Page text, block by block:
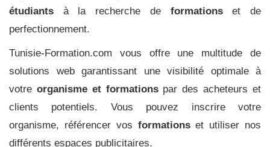
étudiants à la recherche de formationset de
perfectionnement.
Tunisie-Formation.com vous offre une multitude de
solutions web garantissant une visibilité optimale à
votre organisme et formationspar des acheteurs et
clients potentiels. Vous pouvez inscrire votre
organisme, référencer vos formationset utiliser nos
différents espaces publicitaires.